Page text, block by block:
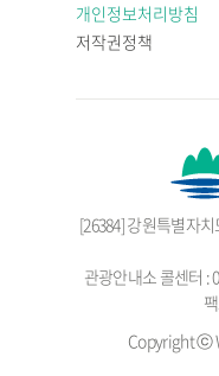
개인정보처리방침
저작권정책
[26384] 강원특별자
관광안내소 콜센터 :
Copyright ⓒ